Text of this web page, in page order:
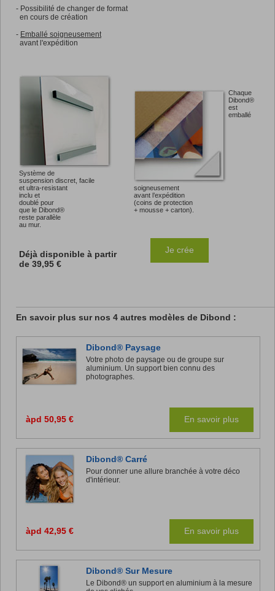
- Possibilité de changer de format
en cours de création
- Emballé soigneusement
avant l'expédition
Système de
suspension discret, facile
et ultra-resistant
inclu et
doublé pour
que le Dibond®
reste parallèle
au mur.
Chaque
Dibond®
est
emballé
soigneusement
avant l’expédition
(coins de protection
+ mousse + carton).
Déjà disponible à partir
de 39,95 €
Je crée
En savoir plus sur nos 4 autres modèles de Dibond :
Dibond® Paysage
Votre photo de paysage ou de groupe sur
aluminium. Un support bien connu des
photographes.
àpd 50,95 € En savoir plus
Dibond® Carré
Pour donner une allure branchée à votre déco
d'intérieur.
àpd 42,95 € En savoir plus
Dibond® Sur Mesure
Le Dibond® un support en aluminium à la mesure